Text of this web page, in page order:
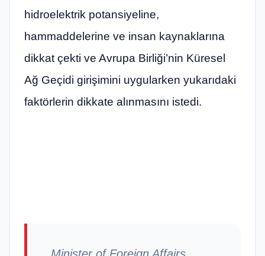
hidroelektrik potansiyeline,
hammaddelerine ve insan kaynaklarına
dikkat çekti ve Avrupa Birliği’nin Küresel
Ağ Geçidi girişimini uygularken yukarıdaki
faktörlerin dikkate alınmasını istedi.
Minister of Foreign Affairs